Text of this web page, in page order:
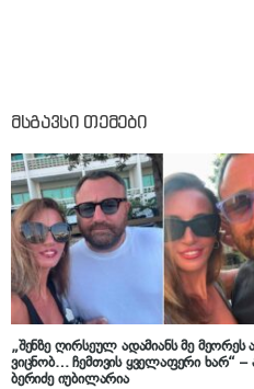
მსგავსი თემები
„შენზე ღირსეულ ადამიანს მე მეორეს
ვიცნობ… ჩემთვის ყველაფერი ხარ“ –
ბერიძე იუბილარია